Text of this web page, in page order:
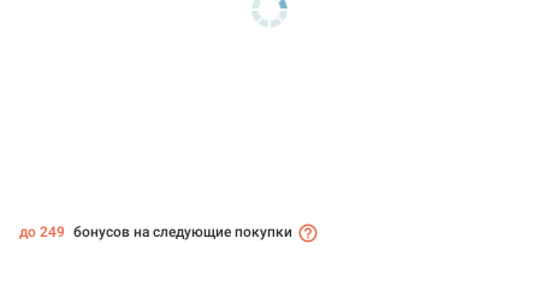
до 249 бонусов на следующие покупки